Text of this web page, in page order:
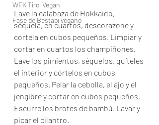
WFK Tirol Vegan
Fase de Bestabi vegano
Lave la calabaza de Hokkaido,
séquela, en cuartos, descorazone y
córtela en cubos pequeños. Limpiar y
cortar en cuartos los champiñones.
Lave los pimientos, séquelos, quíteles
el interior y córtelos en cubos
pequeños. Pelar la cebolla, el ajo y el
jengibre y cortar en cubos pequeños.
Escurre los brotes de bambú. Lavar y
picar el cilantro.